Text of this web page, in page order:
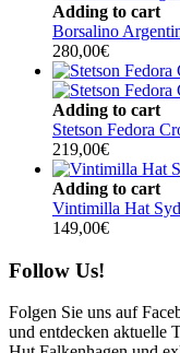
Adding to cart
Borsalino
280,00€
Adding to cart
Stetson Fedora
219,00€
Adding to cart
Vintimilla Hat
149,00€
Follow Us!
Folgen Sie uns auf
und entdecken aktuelle